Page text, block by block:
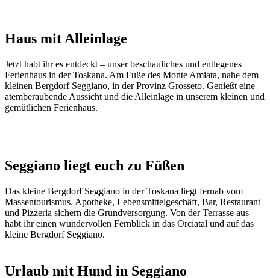
Haus mit Alleinlage
Jetzt habt ihr es entdeckt – unser beschauliches und entlegenes
Ferienhaus in der Toskana. Am Fuße des Monte Amiata, nahe dem
kleinen Bergdorf Seggiano, in der Provinz Grosseto. Genießt eine
atemberaubende Aussicht und die Alleinlage in unserem kleinen und
gemütlichen Ferienhaus.
Seggiano liegt euch zu Füßen
Das kleine Bergdorf Seggiano in der Toskana liegt fernab vom
Massentourismus. Apotheke, Lebensmittelgeschäft, Bar, Restaurant
und Pizzeria sichern die Grundversorgung. Von der Terrasse aus
habt ihr einen wundervollen Fernblick in das Orciatal und auf das
kleine Bergdorf Seggiano.
Urlaub mit Hund in Seggiano